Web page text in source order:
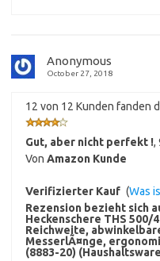
Anonymous
October 27, 2018
12 von 12 Kunden fanden
Gut, aber nicht perfekt !,
Von Amazon Kunde
Verifizierter Kauf (Was
Rezension bezieht sich
Heckenschere THS 500/
Reichweite,
MesserlÃ¤nge,
(8883-20)